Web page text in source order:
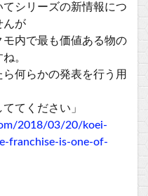
シリーズの新情報につ
んが
内で最も価値ある物の
。
何らかの発表を行う用
てください」
2018/03/20/koei-
franchise-is-one-of-